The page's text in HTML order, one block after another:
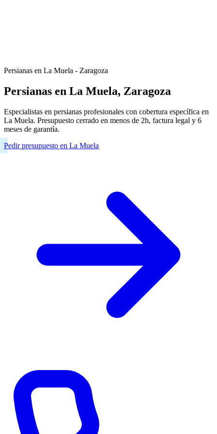
Persianas en La Muela - Zaragoza
Persianas en La Muela, Zaragoza
Especialistas en persianas profesionales con cobertura específica en
La Muela. Presupuesto cerrado en menos de 2h, factura legal y 6
meses de garantía.
Pedir presupuesto en La Muela